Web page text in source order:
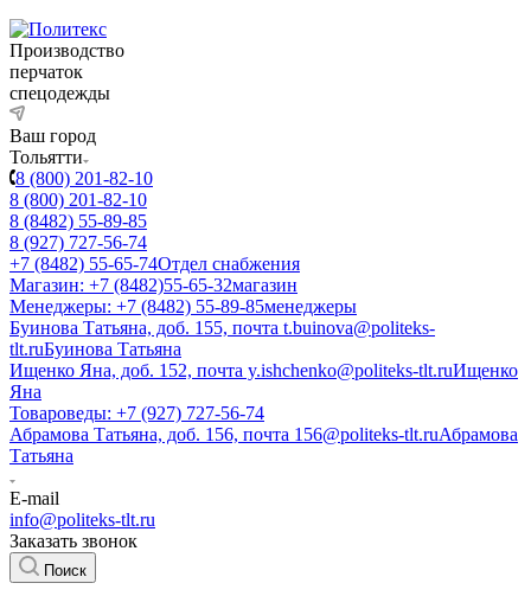
Производство
перчаток
спецодежды
Ваш город
Тольятти
8 (800) 201-82-10
8 (800) 201-82-10
8 (8482) 55-89-85
8 (927) 727-56-74
+7 (8482) 55-65-74Отдел снабжения
Магазин: +7 (8482)55-65-32магазин
Менеджеры: +7 (8482) 55-89-85менеджеры
Буинова Татьяна, доб. 155, почта t.buinova@politeks-
tlt.ruБуинова Татьяна
Ищенко Яна, доб. 152, почта y.ishchenko@politeks-tlt.ruИщенко
Яна
Товароведы: +7 (927) 727-56-74
Абрамова Татьяна, доб. 156, почта 156@politeks-tlt.ruАбрамова
Татьяна
E-mail
info@politeks-tlt.ru
Заказать звонок
Поиск